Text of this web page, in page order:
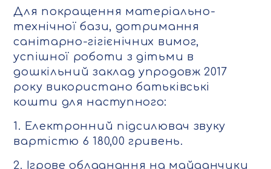
Для покращення матеріально-
технічної бази, дотримання
санітарно-гігієнічних вимог,
успішної роботи з дітьми в
дошкільний заклад упродовж 2017
року використано батьківські
кошти для наступного:
1. Електронний підсилювач звуку
вартістю 6 180,00 гривень.
2. Ігрове обладнання на майданчики